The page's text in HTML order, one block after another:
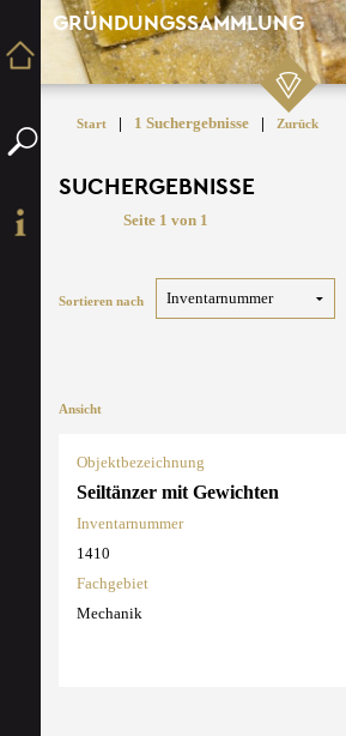
GRÜNDUNGSSAMMLUNG
Start | 1 Suchergebnisse | Zurück
SUCHERGEBNISSE
Seite 1 von 1
Sortieren nach
Ansicht
Objektbezeichnung
Seiltänzer mit Gewichten
Inventarnummer
1410
Fachgebiet
Mechanik